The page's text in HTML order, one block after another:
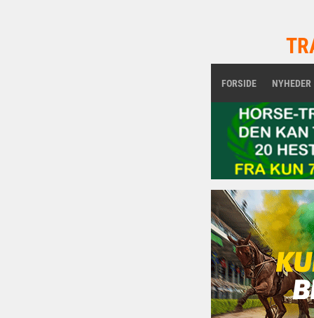
FORSIDE NYHEDER